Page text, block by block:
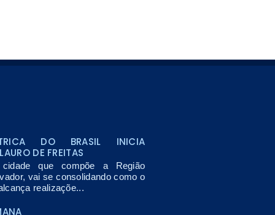
DO BRASIL INICIA
DE FREITAS
que compõe a Região
vai se consolidando como o
realizaçõe...